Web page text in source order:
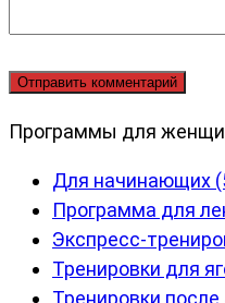
Программы для
Для начинающих
Программа для
Экспресс-
Тренировки для
Тренировки